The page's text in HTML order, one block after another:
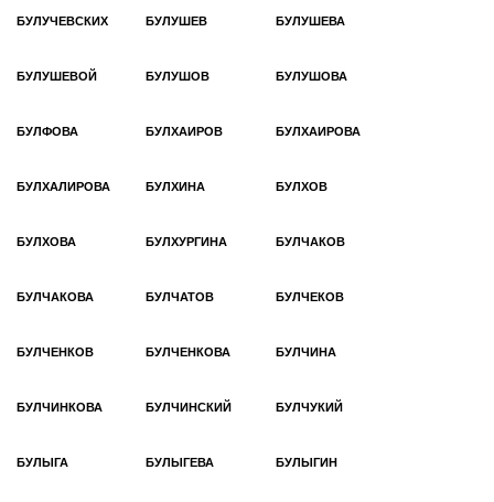
БУЛУЧЕВСКИХ БУЛУШЕВ БУЛУШЕВА
БУЛУШЕВОЙ БУЛУШОВ БУЛУШОВА
БУЛФОВА БУЛХАИРОВ БУЛХАИРОВА
БУЛХАЛИРОВА БУЛХИНА БУЛХОВ
БУЛХОВА БУЛХУРГИНА БУЛЧАКОВ
БУЛЧАКОВА БУЛЧАТОВ БУЛЧЕКОВ
БУЛЧЕНКОВ БУЛЧЕНКОВА БУЛЧИНА
БУЛЧИНКОВА БУЛЧИНСКИЙ БУЛЧУКИЙ
БУЛЫГА БУЛЫГЕВА БУЛЫГИН